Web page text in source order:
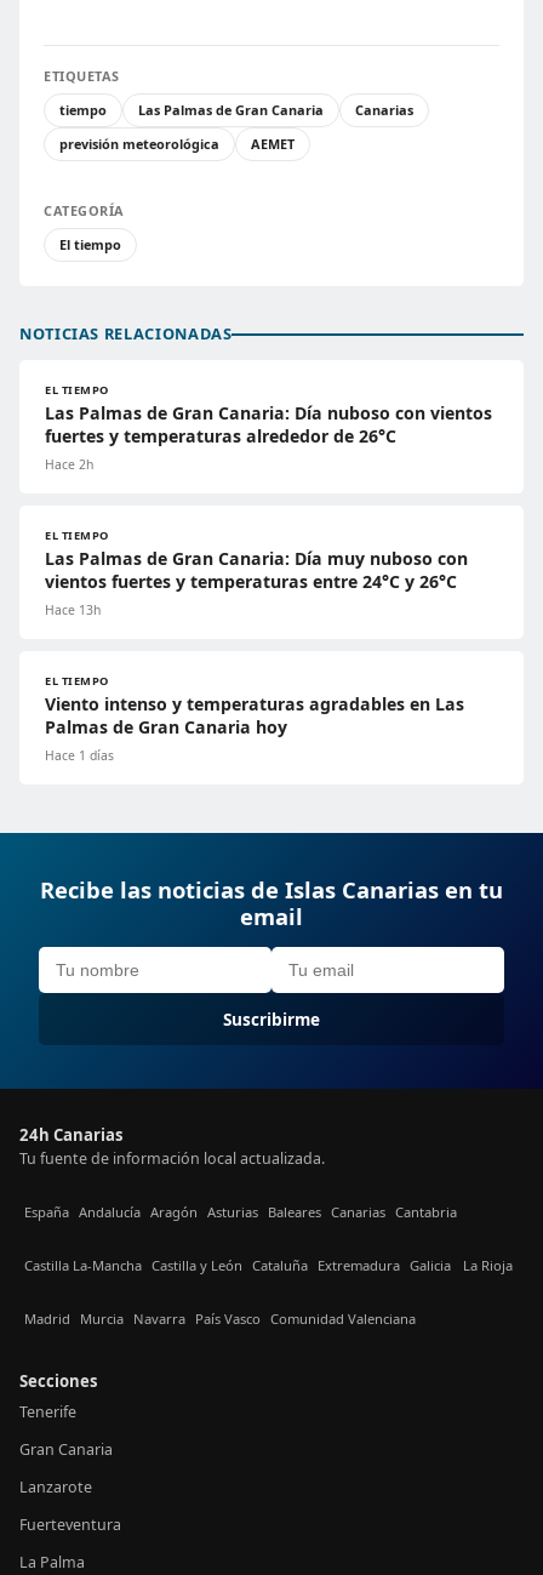
ETIQUETAS
tiempo
Las Palmas de Gran Canaria
Canarias
previsión meteorológica
AEMET
CATEGORÍA
El tiempo
NOTICIAS RELACIONADAS
EL TIEMPO
Las Palmas de Gran Canaria: Día nuboso con vientos
fuertes y temperaturas alrededor de 26°C
Hace 2h
EL TIEMPO
Las Palmas de Gran Canaria: Día muy nuboso con
vientos fuertes y temperaturas entre 24°C y 26°C
Hace 13h
EL TIEMPO
Viento intenso y temperaturas agradables en Las
Palmas de Gran Canaria hoy
Hace 1 días
Recibe las noticias de Islas Canarias en tu
email
Suscribirme
24h Canarias
Tu fuente de información local actualizada.
España Andalucía Aragón Asturias Baleares Canarias Cantabria
Castilla La-Mancha Castilla y León Cataluña Extremadura Galicia La Rioja
Madrid Murcia Navarra País Vasco Comunidad Valenciana
Secciones
Tenerife
Gran Canaria
Lanzarote
Fuerteventura
La Palma